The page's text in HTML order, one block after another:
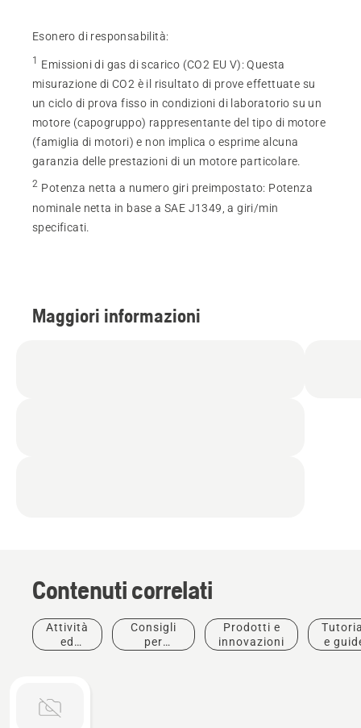
Esonero di responsabilità:
1 Emissioni di gas di scarico (CO2 EU V):Questa
misurazione di CO2 è il risultato di prove effettuate su
un ciclo di prova fisso in condizioni di laboratorio su un
motore (capogruppo) rappresentante del tipo di motore
(famiglia di motori) e non implica o esprime alcuna
garanzia delle prestazioni di un motore particolare.
2 Potenza netta a numero giri preimpostato: Potenza
nominale netta in base a SAE J1349, a giri/min
specificati.
Maggiori informazioni
Contenuti correlati
Attività
ed
Consigli
per
Prodotti e
innovazioni
e